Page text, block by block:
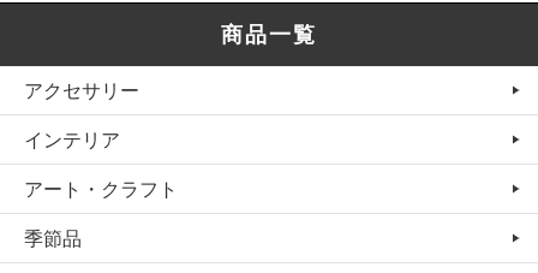
商品一覧
アクセサリー
インテリア
アート・クラフト
季節品